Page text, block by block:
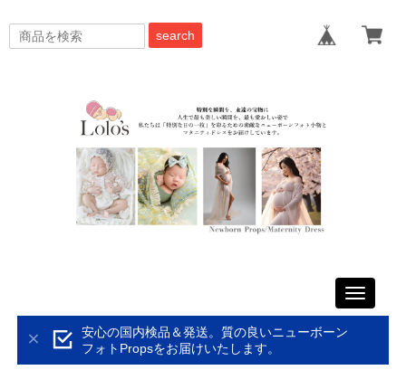
search
Toggle
安心の国内検品＆発送。質の良いニューボーン
フォトPropsをお届けいたします。